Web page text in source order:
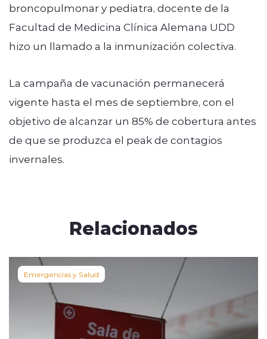
broncopulmonar y pediatra, docente de la
Facultad de Medicina Clínica Alemana UDD
hizo un llamado a la inmunización colectiva.
La campaña de vacunación permanecerá
vigente hasta el mes de septiembre, con el
objetivo de alcanzar un 85% de cobertura antes
de que se produzca el peak de contagios
invernales.
Relacionados
Emergencias y Salud